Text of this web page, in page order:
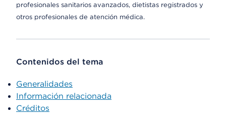
profesionales sanitarios avanzados, dietistas registrados y
otros profesionales de atención médica.
Contenidos del tema
Generalidades
Información relacionada
Créditos